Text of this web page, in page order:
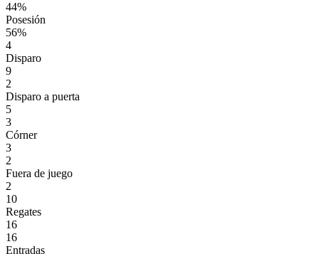
44%
Posesión
56%
4
Disparo
9
2
Disparo a puerta
5
3
Córner
3
2
Fuera de juego
2
10
Regates
16
16
Entradas